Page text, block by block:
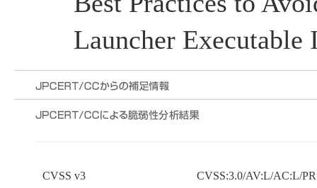
Launcher Executable
CVSS v3 CVSS:3.0/AV:L/AC:L/